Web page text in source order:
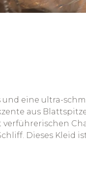
eine ultra-
aus
Dieses Kleid